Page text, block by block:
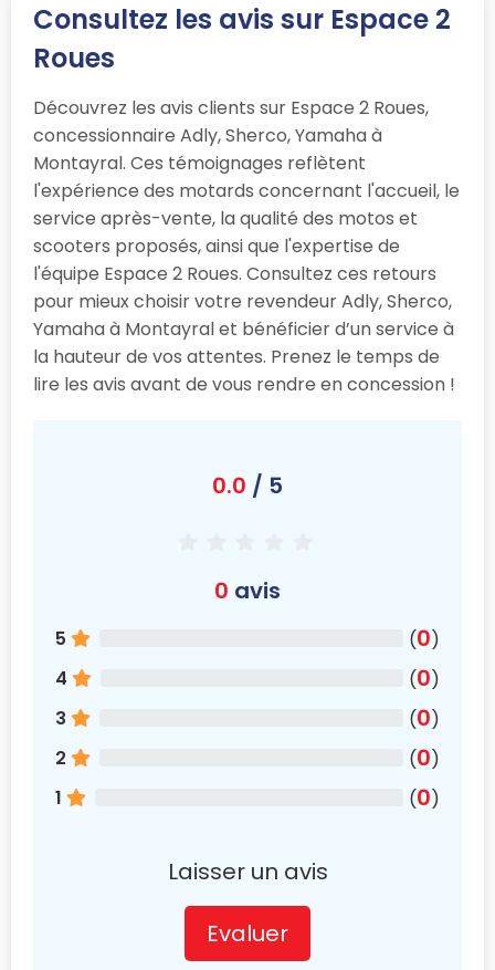
Consultez les avis sur Espace 2
Roues
Découvrez les avis clients sur Espace 2 Roues,
concessionnaire Adly, Sherco, Yamaha à
Montayral. Ces témoignages reflètent
l'expérience des motards concernant l'accueil, le
service après-vente, la qualité des motos et
scooters proposés, ainsi que l'expertise de
l'équipe Espace 2 Roues. Consultez ces retours
pour mieux choisir votre revendeur Adly, Sherco,
Yamaha à Montayral et bénéficier d’un service à
la hauteur de vos attentes. Prenez le temps de
lire les avis avant de vous rendre en concession !
0.0 / 5
0 avis
5 (0)
4
(0)
3
(0)
2
(0)
1
(0)
Laisser un avis
Evaluer